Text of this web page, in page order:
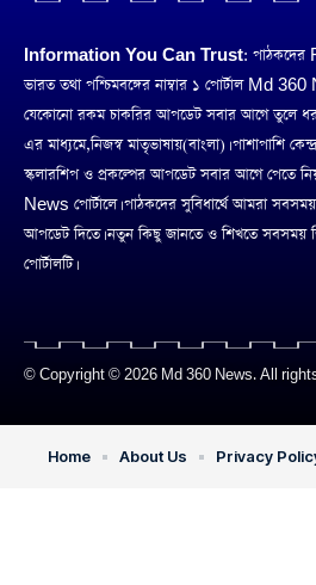
Information You Can Trust: পাঠকদের
ভারত তথা পশ্চিমবঙ্গের নাম্বার ১ পোর্টাল Md
যেকোনো রকম চাকরির আপডেট সবার আগে তুলে
এর মাধ্যমে,নিজস্ব মাতৃভাষায়(বাংলা)। পাশাপাশি
স্কলারশিপ ও প্রকল্পের আপডেট সবার আগে পেতে
News পোর্টালে। পাঠকদের সুবিধার্থে আমরা
আপডেট দিতে। নতুন কিছু জানতে ও শিখতে
পোর্টালটি।
© Copyright © 2026 Md 360 News. All
Home About Us Privacy